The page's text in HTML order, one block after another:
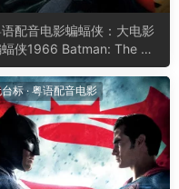
配音电影蝙蝠侠：大电影
侠1966 Batman: The Mo
标 · 粤语配音电影